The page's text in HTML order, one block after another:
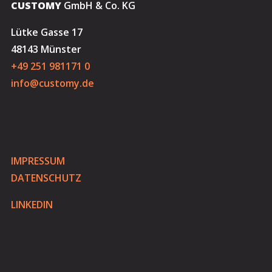
CUSTOMYGmbH & Co. KG
Lütke Gasse 17
48143 Münster
+49 251 981171 0
info@customy.de
IMPRESSUM
DATENSCHUTZ
LINKEDIN